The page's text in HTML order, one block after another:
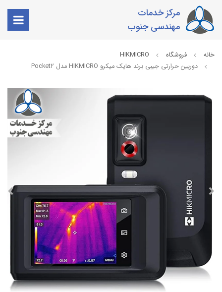
مرکز خدمات
مهندسی جنوب
خانه فروشگاه
HIKMICRO
دوربین حرارتی جیبی برند هایک میکرو HIKMICRO مدل Pocket2